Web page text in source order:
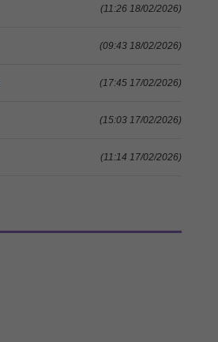
(11:26 18/02/2026)
(09:43 18/02/2026)
(17:45 17/02/2026)
(15:03 17/02/2026)
(11:14 17/02/2026)